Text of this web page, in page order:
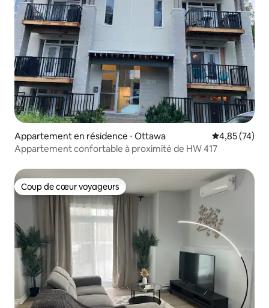
Appartement en résidence ⋅ Ottawa Évaluation
4,85 (74)
Appartement confortable à proximité de HW 417
Coup de cœur voyageurs
Coup de cœur voyageurs